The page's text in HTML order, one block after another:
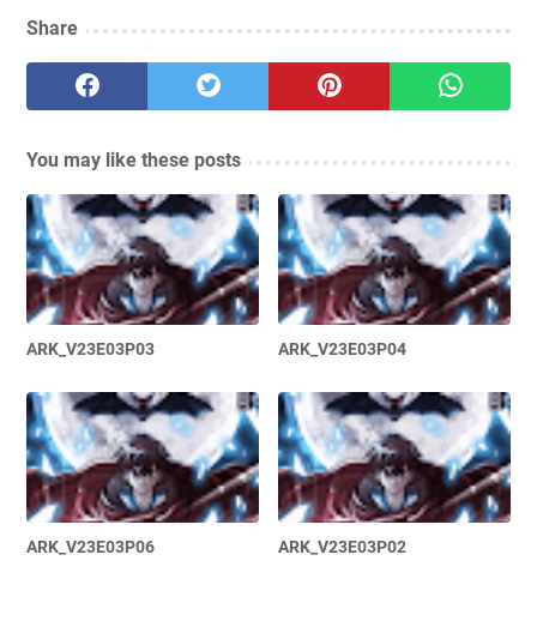
Share
You may like these posts
ARK_V23E03P03 ARK_V23E03P04
ARK_V23E03P06 ARK_V23E03P02